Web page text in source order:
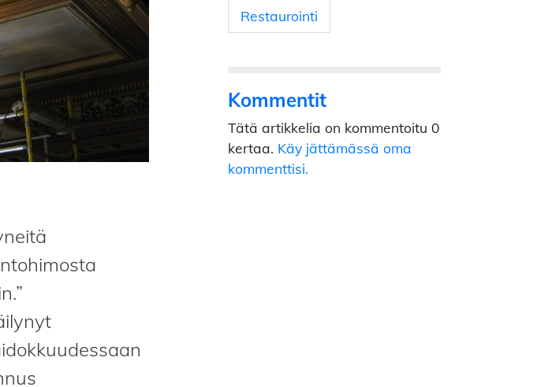
Restaurointi
Kommentit
Tätä artikkelia on kommentoitu 0
kertaa. Käy jättämässä oma
kommenttisi.